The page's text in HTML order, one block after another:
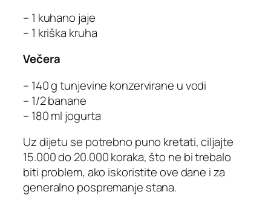
– 1 kuhano jaje
– 1 kriška kruha
Večera
– 140 g tunjevine konzervirane u vodi
– 1/2 banane
– 180 ml jogurta
Uz dijetu se potrebno puno kretati, ciljajte
15.000 do 20.000 koraka, što ne bi trebalo
biti problem, ako iskoristite ove dane i za
generalno pospremanje stana.